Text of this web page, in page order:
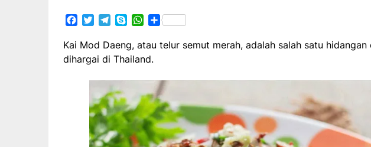
Facebook
TwitterTelegram
SkypeWhatsApp
Share
Kai Mod Daeng, atau telur semut merah, adalah salah satu
dihargai di Thailand.